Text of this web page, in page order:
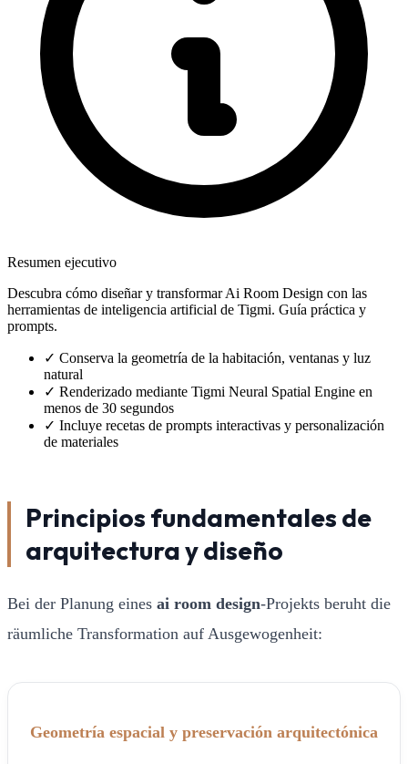
Resumen ejecutivo
Descubra cómo diseñar y transformar Ai Room Design con las
herramientas de inteligencia artificial de Tigmi. Guía práctica y
prompts.
✓ Conserva la geometría de la habitación, ventanas y luz
natural
✓ Renderizado mediante Tigmi Neural Spatial Engine en
menos de 30 segundos
✓ Incluye recetas de prompts interactivas y personalización
de materiales
Principios fundamentales de
arquitectura y diseño
Bei der Planung eines ai room design-Projekts beruht die
räumliche Transformation auf Ausgewogenheit:
Geometría espacial y preservación arquitectónica